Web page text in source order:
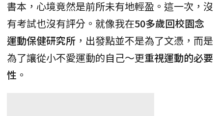
書本，心境竟然是前所未有地輕盈。這一次，沒
有考試也沒有評分。就像我在50多歲回校園念
運動保健研究所 ，出發點並不是為了文憑，而是
為了讓從小不愛運動的自己～更重視運動的必要
性 。